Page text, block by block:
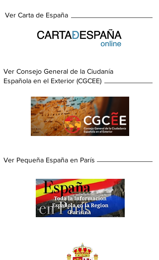
Ver Carta de España
Ver Consejo General de la Ciudanía
Española en el Exterior (CGCEE)
Ver Pequeña España en París